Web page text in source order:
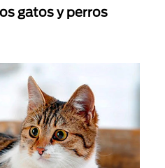
gatos y perros